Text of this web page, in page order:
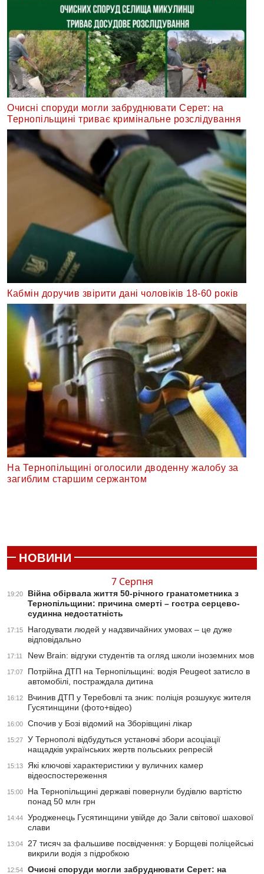
Очисні споруди могли забруднювати Серет: на
Тернопільщині триває кримінальне розслідування
Кабмін доручив звірити дані чоловіків 18-60 років
На Тернопільщині оголосили дводенну жалобу за
загиблим старшим сержантом
НОВИНИ
7 Серпня
19:20
Війна обірвала життя 50-річного гранатометника з
Тернопільщини: причина смерті – гостра серцево-
судинна недостатність
17:15
Нагодувати людей у надзвичайних умовах – це дуже
відповідально
17:11 New Brain: відгуки студентів та огляд школи іноземних мов
17:07
Потрійна ДТП на Тернопільщині: водія Peugeot затисло в
автомобілі, постраждала дитина
16:12
Вчинив ДТП у Теребовлі та зник: поліція розшукує жителя
Гусятинщини (фото+відео)
16:00 Спочив у Бозі відомий на Зборівщині лікар
15:27
У Тернополі відбудуться установчі збори асоціації
нащадків українських жертв польських репресій
15:13
Які ключові характеристики у вуличних камер
відеоспостереження
15:00
На Тернопільщині державі повернули будівлю вартістю
понад 50 млн грн
14:44
Уродженець Гусятинщини увійде до Зали світової шахової
слави
13:04
27 тисяч за фальшиве посвідчення: у Борщеві поліцейські
викрили водія з підробкою
12:54 Очисні споруди могли забруднювати Серет: на